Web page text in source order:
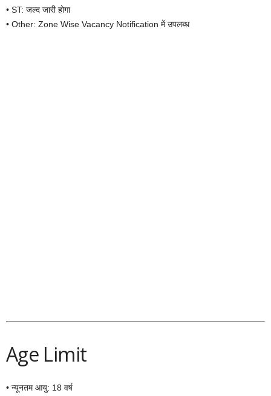
• ST: जल्द जारी होगा
• Other: Zone Wise Vacancy Notification में उपलब्ध
Age Limit
• न्यूनतम आयु: 18 वर्ष